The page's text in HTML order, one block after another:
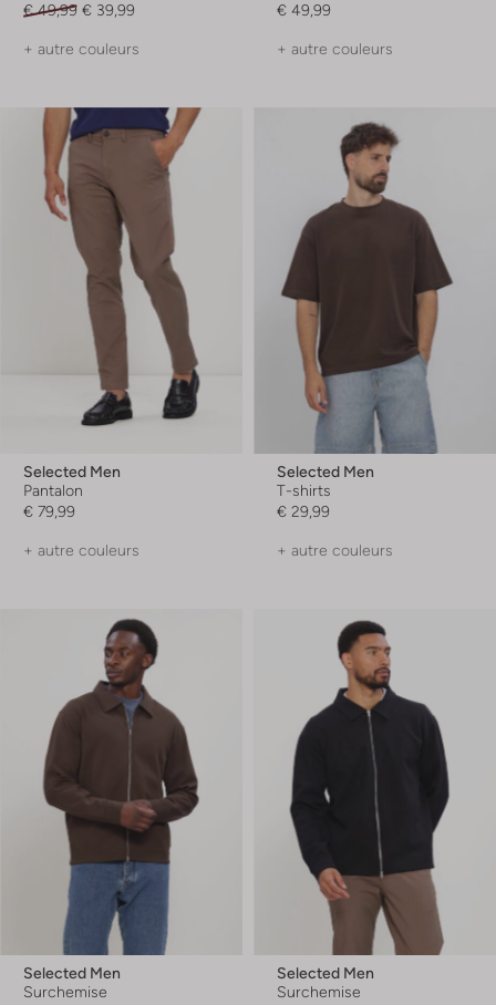
€ 49,99 € 39,99
+ autre couleurs
€ 49,99
+ autre couleurs
Selected Men
Pantalon
€ 79,99
+ autre couleurs
Selected Men
T-shirts
€ 29,99
+ autre couleurs
Selected Men
Surchemise
Selected Men
Surchemise